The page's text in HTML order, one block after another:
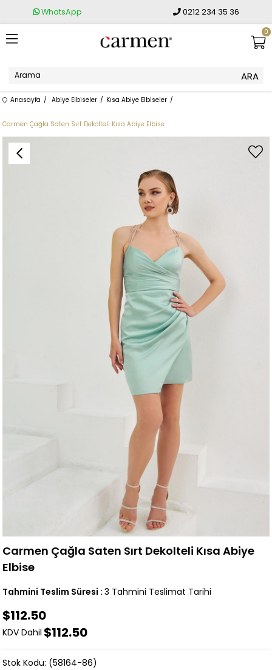
WhatsApp 0212 234 35 36
0
Anasayfa Abiye Elbiseler Kısa Abiye Elbiseler
Carmen Çağla Saten Sırt Dekolteli Kısa Abiye Elbise
Carmen Çağla Saten Sırt Dekolteli Kısa Abiye
Elbise
Tahmini Teslim Süresi : 3 Tahmini Teslimat Tarihi
$112.50
KDV Dahil $112.50
(58164-86)